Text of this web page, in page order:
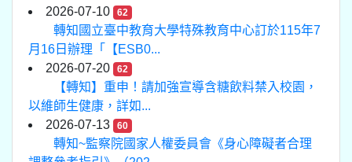
2026-07-10
62
轉知國立臺中教育大學特殊教育中心訂於115年7
月16日辦理「【ESB0...
2026-07-20
62
【轉知】重申！請加強宣導含糖飲料禁入校園，
以維師生健康，詳如...
2026-07-13
60
轉知~監察院國家人權委員會《身心障礙者合理